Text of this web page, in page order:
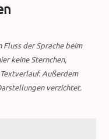
Fluss der Sprache beim
keine Sternchen,
Außerdem
verzichtet.